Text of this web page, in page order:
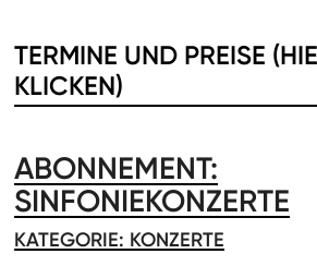
TERMINE UND PREISE
KLICKEN)
ABONNEMENT:
SINFONIEKONZERTE
KATEGORIE: KONZERTE